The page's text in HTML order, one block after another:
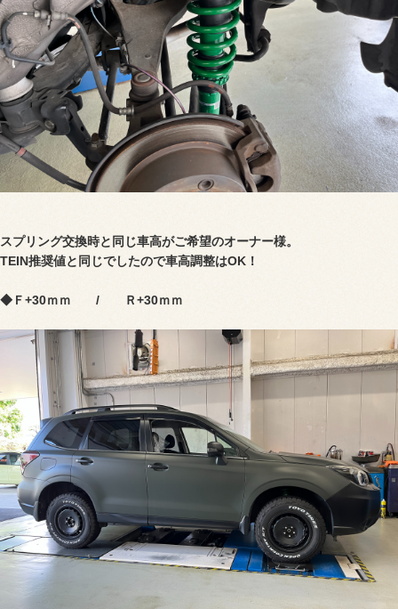
スプリング交換時と同じ車高がご希望のオーナー様。
TEIN推奨値と同じでしたので車高調整はOK！
◆Ｆ+30ｍｍ / Ｒ+30ｍｍ